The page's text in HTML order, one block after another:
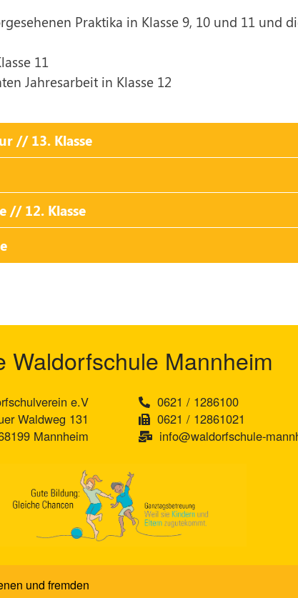
Praktika in Klasse 9, 10 und 11 und
11
Jahresarbeit in Klasse 12
// 13. Klasse
// 12. Klasse
Waldorfschule Mannheim
e.V
Waldweg 131
Mannheim
0621 / 1286100
0621 / 12861021
info@waldorfschule-
und fremden